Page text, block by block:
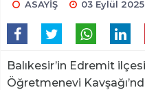
ASAYİŞ 03 Eylül 2025
Balıkesir’in Edremit
Öğretmenevi